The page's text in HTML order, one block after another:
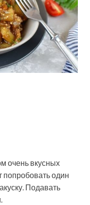
очень вкусных
попробовать один
Подавать